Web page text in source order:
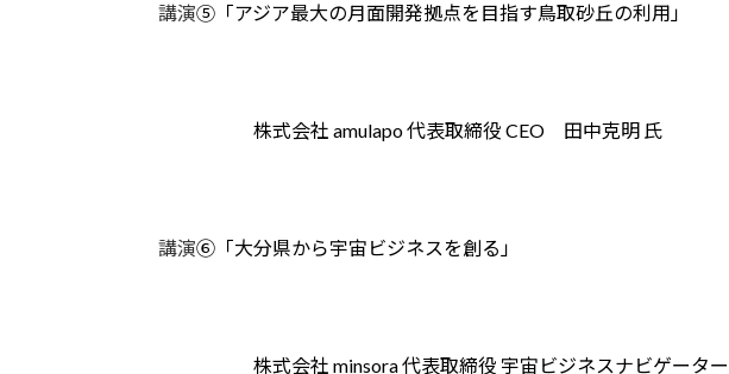
講演⑤「アジア最大の月面開発拠点を目指す鳥取砂丘の利用」
株式会社 amulapo 代表取締役 CEO 田中克明 氏
講演⑥「大分県から宇宙ビジネスを創る」
株式会社 minsora 代表取締役 宇宙ビジネスナビゲータ